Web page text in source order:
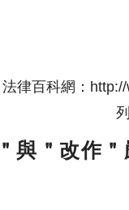
法律百科網：
與＂改作